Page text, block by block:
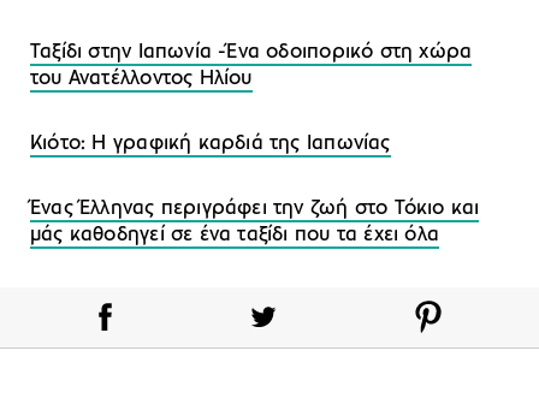
Ταξίδι στην Ιαπωνία -Ένα οδοιπορικό στη χώρα
του Ανατέλλοντος Ηλίου
Κιότο: Η γραφική καρδιά της Ιαπωνίας
Ένας Έλληνας περιγράφει την ζωή στο Τόκιο και
μάς καθοδηγεί σε ένα ταξίδι που τα έχει όλα